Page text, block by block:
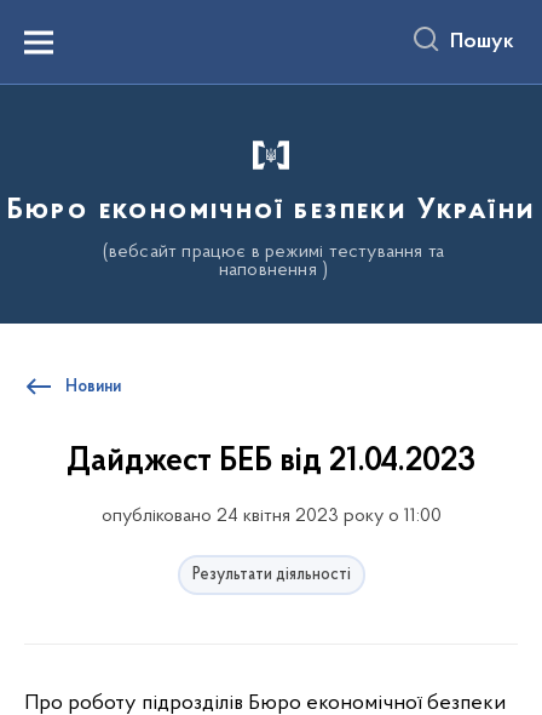
вмістуMenu Пошук
Бюро економічної безпеки України
(вебсайт працює в режимі тестування та
наповнення )
Новини
Дайджест БЕБ від 21.04.2023
опубліковано 24 квітня 2023 року о 11:00
Результати діяльності
Про роботу підрозділів Бюро економічної безпеки